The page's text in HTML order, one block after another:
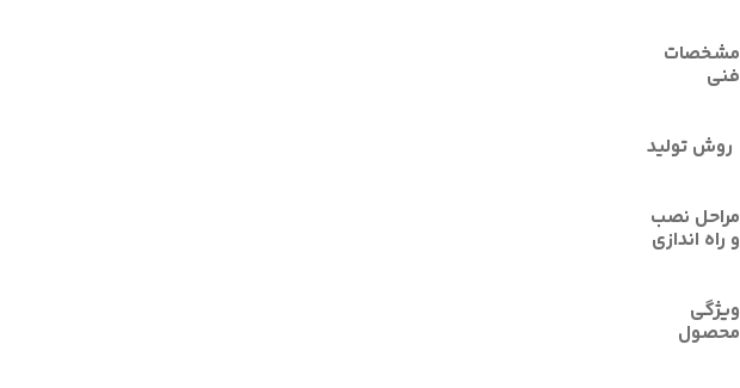
مشخصات
فنی
روش توليد
مراحل نصب
و راه اندازی
ویژگی
محصول